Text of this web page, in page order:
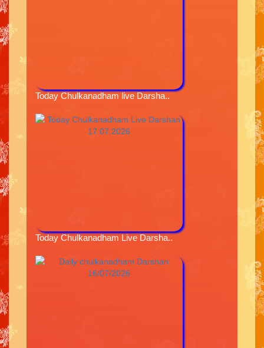
Today Chulkanadham live Darsha..
Today Chulkanadham Live Darsha..